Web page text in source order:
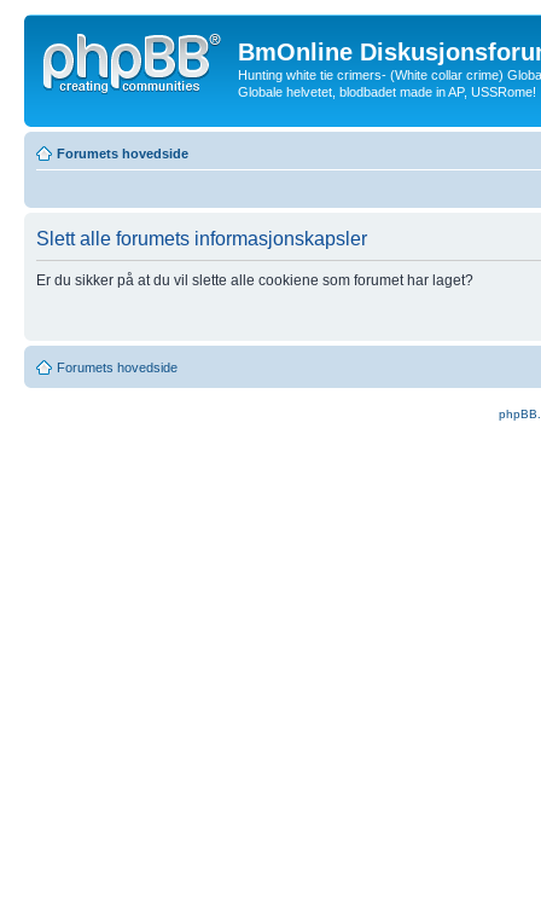
BmOnline
Hunting white tie crimers- (White collar crime)
Globale helvetet, blodbadet made in AP, USSRome!
Forumets hovedside
Slett alle forumets informasjonskapsler
Er du sikker på at du vil slette alle cookiene som forumet har laget?
Forumets hovedside